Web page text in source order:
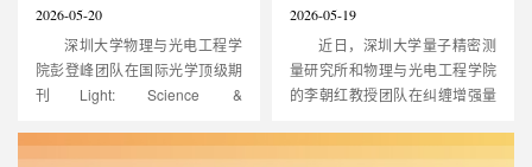
Science & Application发
表研究：...
2026-05-20
深圳大学物理与光电工程学
院彭登峰团队在国际光学顶级期
刊Light: Science &
刊）发表了题为“Self-
应贝叶斯量子估计突破
纠缠增强...
2026-05-19
近日，深圳大学量子精密测
量研究所和物理与光电工程学院
的李朝红教授团队在纠缠增强量
团队联合中山大学研究人员创新